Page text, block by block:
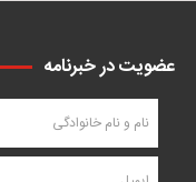
عضویت در خبرنامه